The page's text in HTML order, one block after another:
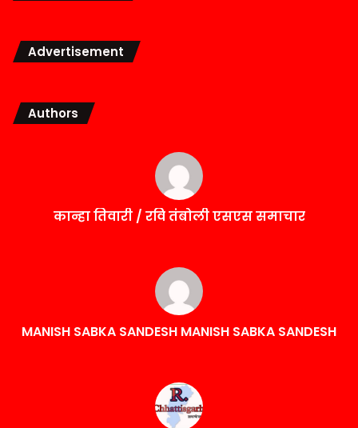
Advertisement
Authors
कान्हा तिवारी / रवि तंबोली एसएस समाचार
MANISH SABKA SANDESH MANISH SABKA SANDESH